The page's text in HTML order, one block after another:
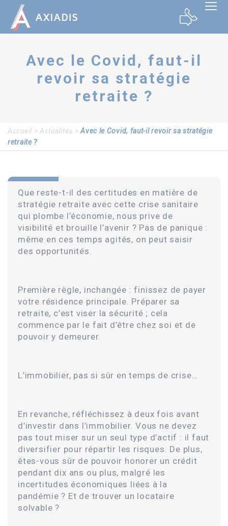
Avec le Covid, faut-il
revoir sa stratégie
retraite ?
Accueil >Actualités >Avec le Covid, faut-il revoir sa stratégie
retraite ?
Que reste-t-il des certitudes en matière de
stratégie retraite avec cette crise sanitaire
qui plombe l’économie, nous prive de
visibilité et brouille l’avenir ? Pas de panique :
même en ces temps agités, on peut saisir
des opportunités.
Première règle, inchangée : finissez de payer
votre résidence principale. Préparer sa
retraite, c’est viser la sécurité ; cela
commence par le fait d’être chez soi et de
pouvoir y demeurer.
L’immobilier, pas si sûr en temps de crise…
En revanche, réfléchissez à deux fois avant
d’investir dans l’immobilier. Vous ne devez
pas tout miser sur un seul type d’actif : il faut
diversifier pour répartir les risques. De plus,
êtes-vous sûr de pouvoir honorer un crédit
pendant dix ans ou plus, malgré les
incertitudes économiques liées à la
pandémie ? Et de trouver un locataire
solvable ?
Panneau de gestion des cookies